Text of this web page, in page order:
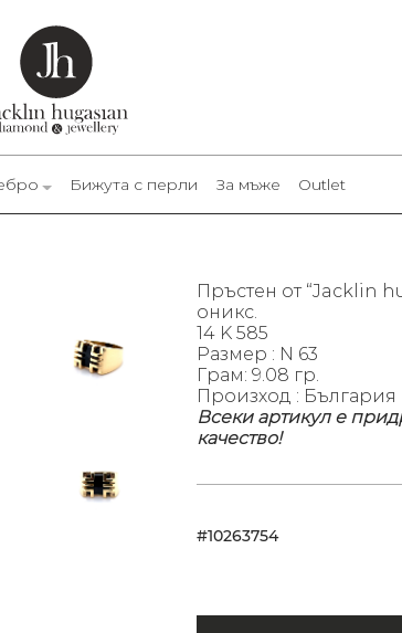
Бижута с перли За мъже Outlet
Пръстен от “Jacklin
оникс.
14 K 585
Размер : N 63
Грам: 9.08 гр.
Произход : България
Всеки артикул е
качество!
#10263754